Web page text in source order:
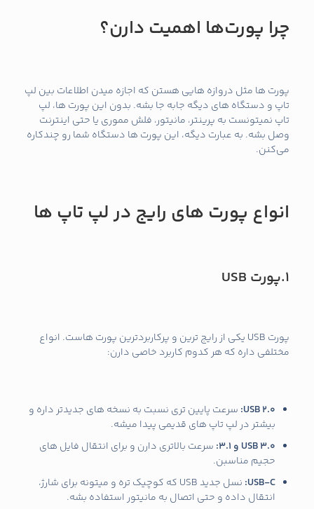
چرا پورت‌ها اهمیت دارن؟
پورت‌ ها مثل دروازه‌ هایی هستن که اجازه میدن اطلاعات بین لپ
تاپ و دستگاه‌ های دیگه جابه‌ جا بشه. بدون این پورت‌ ها، لپ
تاپ نمیتونست به پرینتر، مانیتور، فلش مموری یا حتی اینترنت
وصل بشه. به عبارت دیگه، این پورت‌ ها دستگاه شما رو چندکاره
می‌کنن.
انواع پورت‌ های رایج در لپ تاپ‌ ها
1.پورت
پورت USB یکی از رایج‌ ترین و پرکاربردترین پورت‌ هاست. انواع
مختلفی داره که هر کدوم کاربرد خاصی دارن:
USB 2.0: سرعت پایین‌ تری نسبت به نسخه‌ های جدیدتر داره و
بیشتر در لپ تاپ‌ های قدیمی پیدا میشه.
USB 3.0 و 3.1 : سرعت بالاتری دارن و برای انتقال فایل‌ های
حجیم مناسبن.
USB-C:
نسل جدید USB که کوچیک‌ تره و میتونه برای شارژ،
انتقال داده و حتی اتصال به مانیتور استفاده بشه.